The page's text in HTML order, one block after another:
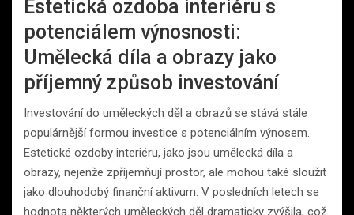
Estetická ozdoba interiéru s
potenciálem výnosnosti:
Umělecká díla a obrazy jako
příjemný způsob investování
Investování do uměleckých děl a obrazů se stává stále
populárnější formou investice s potenciálním výnosem.
Estetické ozdoby interiéru, jako jsou umělecká díla a
obrazy, nejenže zpříjemňují prostor, ale mohou také sloužit
jako dlouhodobý finanční aktivum. V posledních letech se
hodnota některých uměleckých děl dramaticky zvýšila, což